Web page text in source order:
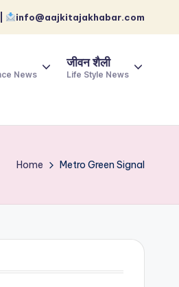
info@aajkitajakhabar.com
News
जीवन शैली
Life Style News
Home Metro Green Signal